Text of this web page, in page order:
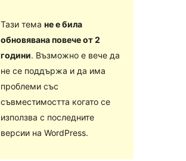
Тази тема не е била
обновявана повече от 2
години. Възможно е вече да
не се поддържа и да има
проблеми със
съвместимостта когато се
използва с последните
версии на WordPress.